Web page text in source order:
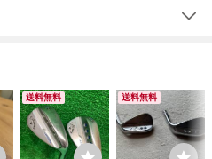
送料無料 送料無料